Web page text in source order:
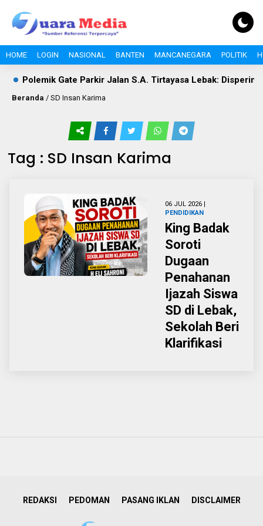
HOME LOGIN NASIONAL BANTEN MANCANEGARA POLITIK
Polemik Gate Parkir Jalan S.A. Tirtayasa Lebak:
Beranda / SD Insan Karima
Tag : SD Insan Karima
06 JUL 2026 |
PENDIDIKAN
King Badak
Soroti
Dugaan
Penahanan
Ijazah Siswa
SD di Lebak,
Sekolah Beri
Klarifikasi
REDAKSI PEDOMAN PASANG IKLAN DISCLAIMER